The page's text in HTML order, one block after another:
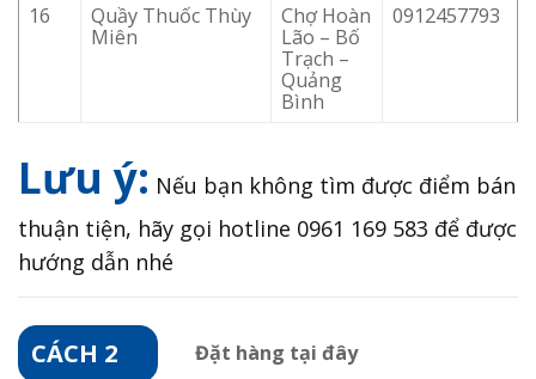
16
Quầy Thuốc Thùy
Miên
Chợ Hoàn
Lão – Bố
Trạch –
Quảng
Bình
0912457793
Lưu ý: Nếu bạn không tìm được điểm bán
thuận tiện, hãy gọi hotline 0961 169 583 để được
hướng dẫn nhé
CÁCH 2 Đặt hàng tại đây